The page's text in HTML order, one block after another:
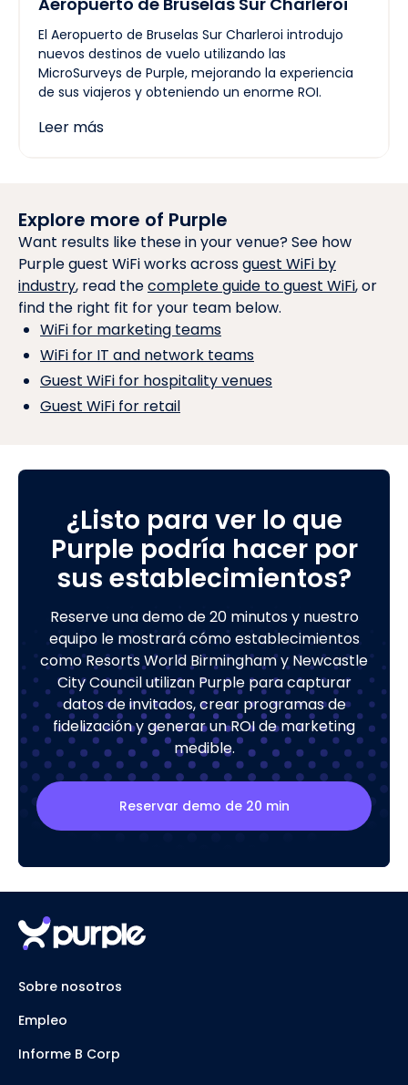
El Aeropuerto de Bruselas Sur Charleroi introdujo
nuevos destinos de vuelo utilizando las
MicroSurveys de Purple, mejorando la experiencia
de sus viajeros y obteniendo un enorme ROI.
Leer más
Explore more of Purple
Want results like these in your venue? See how
Purple guest WiFi works acrossguest WiFi by
industry, read thecomplete guide to guest WiFi, or
find the right fit for your team below.
WiFi for marketing teams
WiFi for IT and network teams
Guest WiFi for hospitality venues
Guest WiFi for retail
¿Listo para ver lo que
Purple podría hacer por
sus establecimientos?
Reserve una demo de 20 minutos y nuestro
equipo le mostrará cómo establecimientos
como Resorts World Birmingham y Newcastle
City Council utilizan Purple para capturar
datos de invitados, crear programas de
fidelización y generar un ROI de marketing
medible.
Reservar demo de 20 min
Sobre nosotros
Empleo
Informe B Corp